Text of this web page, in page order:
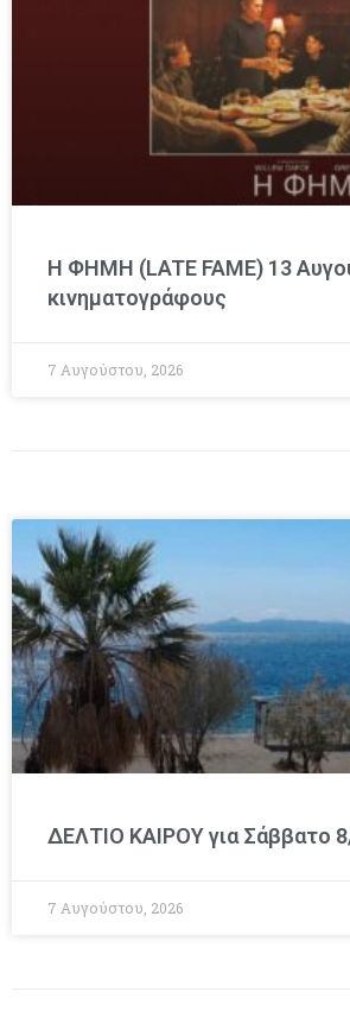
Η ΦΗΜΗ (LATE FAME) 13
κινηματογράφους
7 Αυγούστου, 2026
ΔΕΛΤΙΟ ΚΑΙΡΟΥ για Σάββατο
7 Αυγούστου, 2026